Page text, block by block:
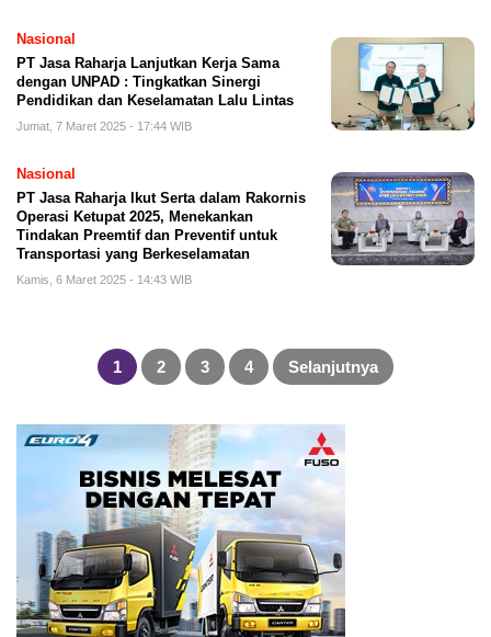
Nasional
PT Jasa Raharja Lanjutkan Kerja Sama
dengan UNPAD : Tingkatkan Sinergi
Pendidikan dan Keselamatan Lalu Lintas
Jumat, 7 Maret 2025 - 17:44 WIB
Nasional
PT Jasa Raharja Ikut Serta dalam Rakornis
Operasi Ketupat 2025, Menekankan
Tindakan Preemtif dan Preventif untuk
Transportasi yang Berkeselamatan
Kamis, 6 Maret 2025 - 14:43 WIB
Paginasi
1 2 3 4 Selanjutnya